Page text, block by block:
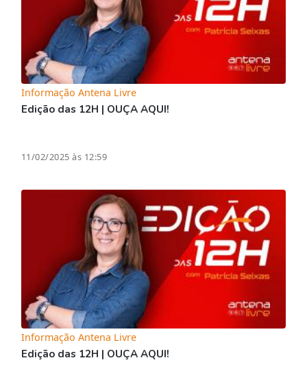
Informação Antena Livre
Edição das 12H | OUÇA AQUI!
11/02/2025 às 12:59
Informação Antena Livre
Edição das 12H | OUÇA AQUI!